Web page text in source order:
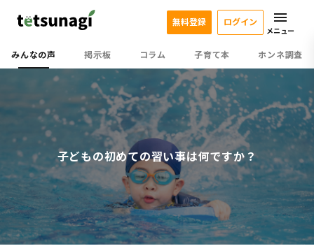
みんなの声 掲示板 コラム 子育て本 ホンネ調査
無料登録 ログイン
メニュー
子どもの初めての習い事は何ですか？